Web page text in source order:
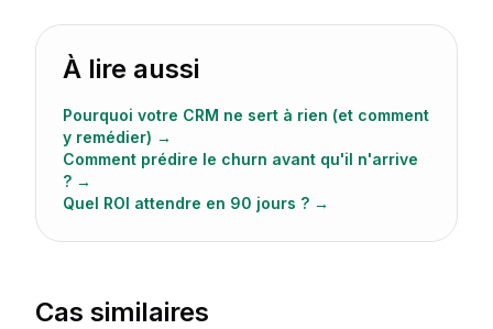
À lire aussi
Pourquoi votre CRM ne sert à rien (et comment
y remédier) →
Comment prédire le churn avant qu'il n'arrive
? →
Quel ROI attendre en 90 jours ? →
Cas similaires